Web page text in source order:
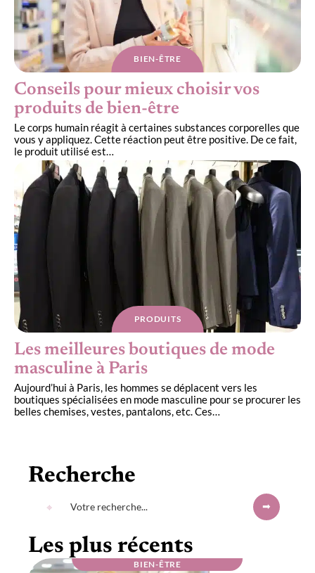
BIEN-ÊTRE
Conseils pour mieux choisir vos
produits de bien-être
Le corps humain réagit à certaines substances corporelles que
vous y appliquez. Cette réaction peut être positive. De ce fait,
le produit utilisé est…
PRODUITS
Les meilleures boutiques de mode
masculine à Paris
Aujourd’hui à Paris, les hommes se déplacent vers les
boutiques spécialisées en mode masculine pour se procurer les
belles chemises, vestes, pantalons, etc. Ces…
Recherche
Les plus récents
BIEN-ÊTRE